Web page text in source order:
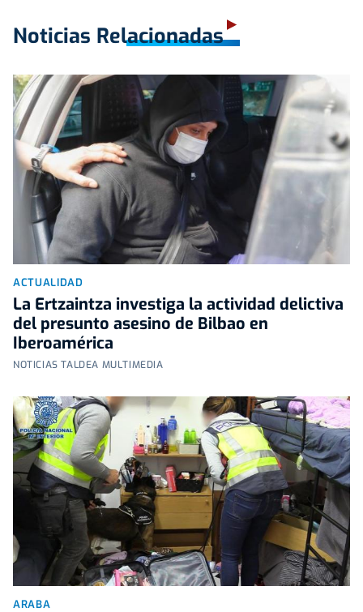
Noticias Relacionadas
ACTUALIDAD
La Ertzaintza investiga la actividad delictiva
del presunto asesino de Bilbao en
Iberoamérica
NOTICIAS TALDEA MULTIMEDIA
ARABA